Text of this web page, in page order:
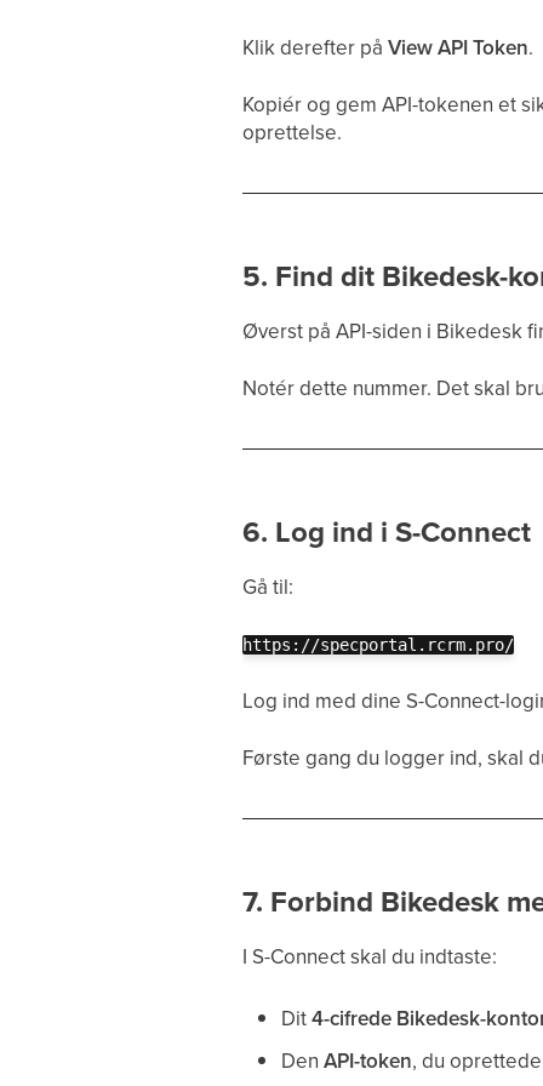
Klik derefter på View API Token.
Kopiér og gem API-tokenen et
oprettelse.
5. Find dit Bikedesk-
Øverst på API-siden i Bikedesk
Notér dette nummer. Det skal
6. Log ind i S-Connect
Gå til:
https://specportal.rcrm.pro/
Log ind med dine S-Connect-
Første gang du logger ind, skal
7. Forbind Bikedesk
I S-Connect skal du indtaste:
Dit4-cifrede Bikedesk-
Den API-token, du